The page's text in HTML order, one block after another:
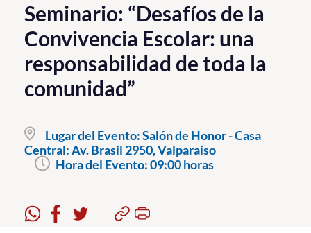
PUCV Internacional
Vinculación con el Medio
Admisión
Pregrado
Postgrado
Estudiantes
Seminario: “Desafíos de la
Convivencia Escolar: una
responsabilidad de toda la
comunidad”
Lugar del Evento:Salón de Honor - Casa
Central: Av. Brasil 2950, Valparaíso
Hora del Evento:09:00 horas